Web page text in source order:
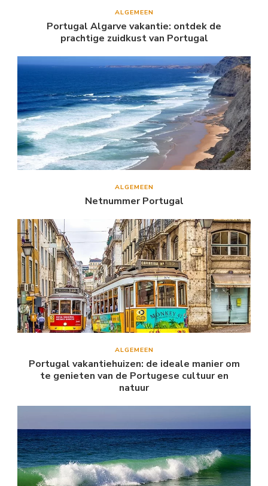
ALGEMEEN
Portugal Algarve vakantie: ontdek de
prachtige zuidkust van Portugal
ALGEMEEN
Netnummer Portugal
ALGEMEEN
Portugal vakantiehuizen: de ideale manier om
te genieten van de Portugese cultuur en
natuur